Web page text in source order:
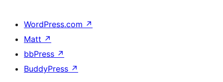
WordPress.com ↗
Matt ↗
bbPress ↗
BuddyPress ↗